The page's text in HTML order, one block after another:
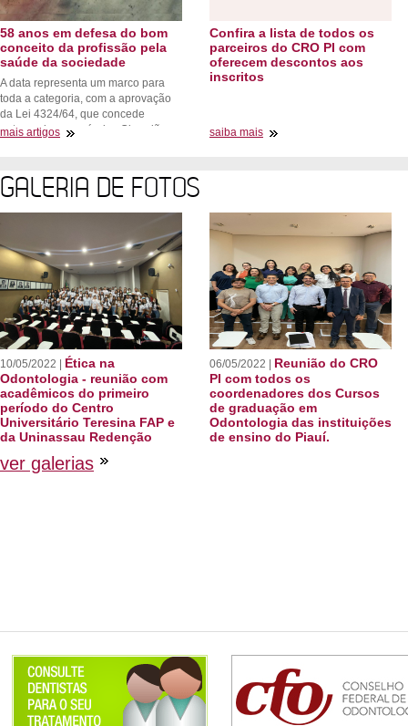
58 anos em defesa do bom
conceito da profissão pela
saúde da sociedade
A data representa um marco para
toda a categoria, com a aprovação
da Lei 4324/64, que concede
autonomia aos próprios Cirurgiões-
mais artigos
Confira a lista de todos os
parceiros do CRO PI com
oferecem descontos aos
inscritos
saiba mais
GALERIA DE FOTOS
10/05/2022 | Ética na
Odontologia - reunião com
acadêmicos do primeiro
período do Centro
Universitário Teresina FAP e
da Uninassau Redenção
06/05/2022 | Reunião do CRO
PI com todos os
coordenadores dos Cursos
de graduação em
Odontologia das instituições
de ensino do Piauí.
ver galerias